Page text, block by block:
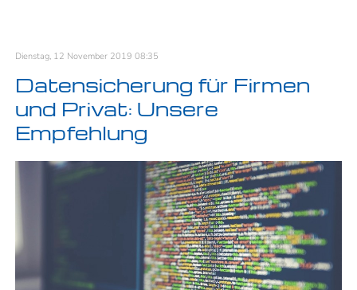
Dienstag, 12 November 2019 08:35
Datensicherung für Firmen
und Privat: Unsere
Empfehlung